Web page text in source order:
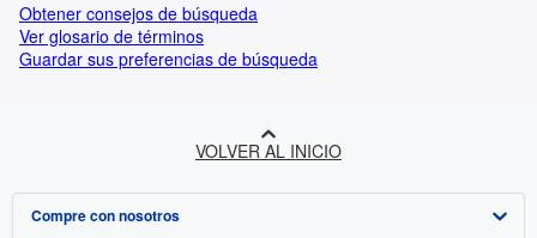
Obtener consejos de búsqueda
Ver glosario de términos
Guardar sus preferencias de búsqueda
VOLVER AL INICIO
Compre con nosotros